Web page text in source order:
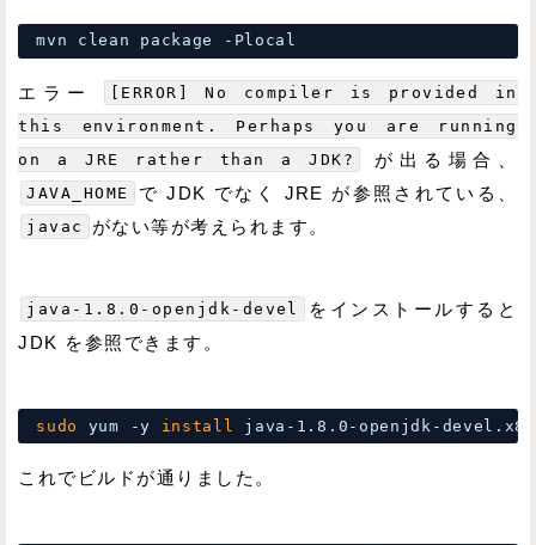
mvn clean package -Plocal
エラー
[ERROR] No compiler is provided in
this environment. Perhaps you are running
on a JRE rather than a JDK?
が出る場合、
JAVA_HOME で JDK でなく JRE が参照されている、
javac がない等が考えられます。
java-1.8.0-openjdk-devel
をインストールすると
JDK を参照できます。
sudo yum -y install java-1.8.0-openjdk-
これでビルドが通りました。